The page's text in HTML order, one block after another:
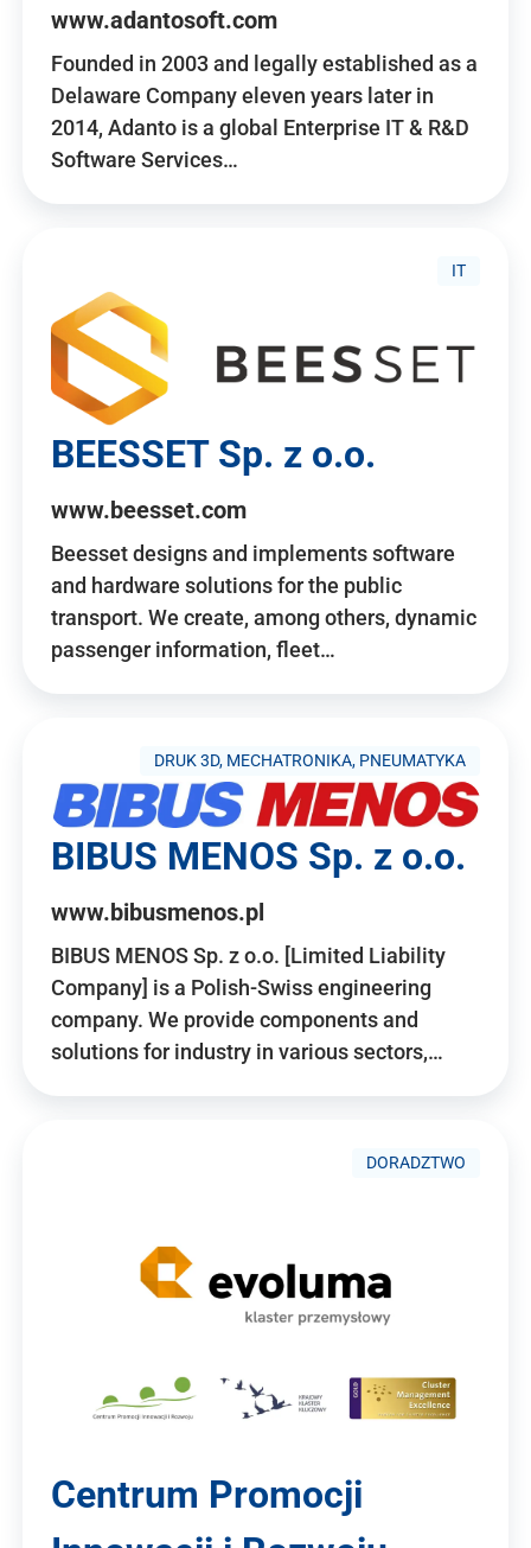
www.adantosoft.com
Founded in 2003 and legally established as a
Delaware Company eleven years later in
2014, Adanto is a global Enterprise IT & R&D
Software Services…
IT
BEESSET Sp. z o.o.
www.beesset.com
Beesset designs and implements software
and hardware solutions for the public
transport. We create, among others, dynamic
passenger information, fleet…
DRUK 3D, MECHATRONIKA, PNEUMATYKA
BIBUS MENOS Sp. z o.o.
www.bibusmenos.pl
BIBUS MENOS Sp. z o.o. [Limited Liability
Company] is a Polish-Swiss engineering
company. We provide components and
solutions for industry in various sectors,…
DORADZTWO
Centrum Promocji